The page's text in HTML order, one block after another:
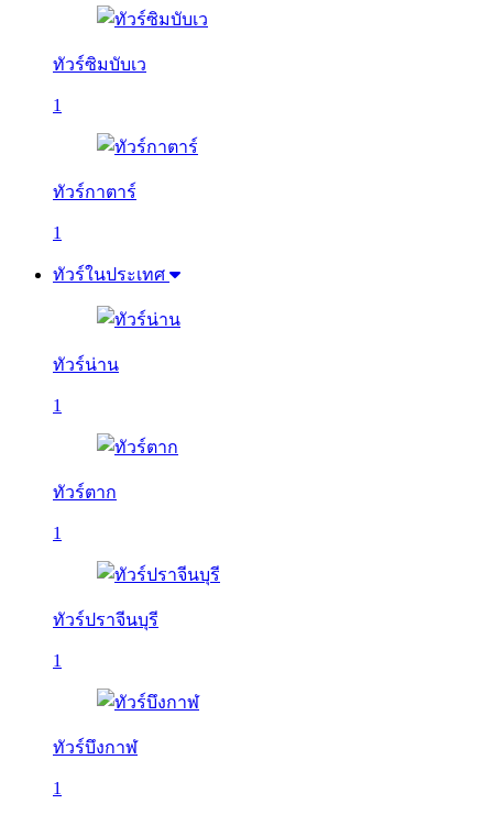
ทัวร์ซิมบับเว
1
ทัวร์กาตาร์
1
ทัวร์ในประเทศ
ทัวร์น่าน
1
ทัวร์ตาก
1
ทัวร์ปราจีนบุรี
1
ทัวร์บึงกาฬ
1